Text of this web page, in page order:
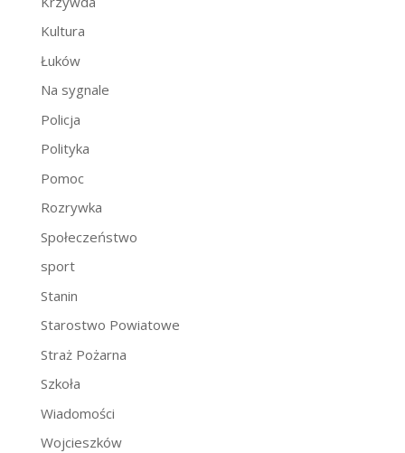
Kultura
Łuków
Na sygnale
Policja
Polityka
Pomoc
Rozrywka
Społeczeństwo
sport
Stanin
Starostwo Powiatowe
Straż Pożarna
Szkoła
Wiadomości
Wojcieszków